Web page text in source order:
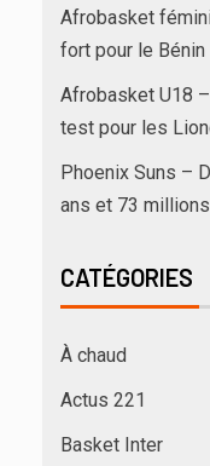
Afrobasket
fort pour le Bénin
Afrobasket U18
test pour les
Phoenix Suns –
ans et 73
CATÉGORIES
À chaud
Actus 221
Basket Inter